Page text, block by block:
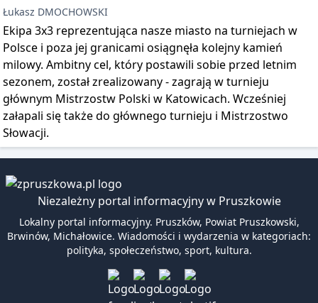
Łukasz DMOCHOWSKI
Ekipa 3x3 reprezentująca nasze miasto na turniejach w
Polsce i poza jej granicami osiągnęła kolejny kamień
milowy. Ambitny cel, który postawili sobie przed letnim
sezonem, został zrealizowany - zagrają w turnieju
głównym Mistrzostw Polski w Katowicach. Wcześniej
załapali się także do głównego turnieju i Mistrzostwo
Słowacji.
Niezależny portal informacyjny w Pruszkowie
Lokalny portal informacyjny. Pruszków, Powiat Pruszkowski,
Brwinów, Michałowice. Wiadomości i wydarzenia w kategoriach:
polityka, społeczeństwo, sport, kultura.